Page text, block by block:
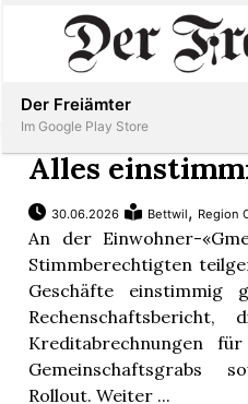
Immobilien
Veranstaltungen
Stellen
Inserieren
Alles
30.06.2026 Bettwil, Region
An der Einwohner-
Stimmberechtigten
Geschäfte einstimmig
Kreditabrechnungen
Gemeinschaftsgrabs
Rollout. Weiter ...
Der Freiämter
Im Google Play Store